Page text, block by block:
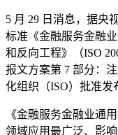
5 月 29 日消息，据央
标准《金融服务金融
和反向工程》（ISO
报文方案第 7 部分：
化组织（ISO）批准发
《金融服务金融业通
领域应用最广泛、影